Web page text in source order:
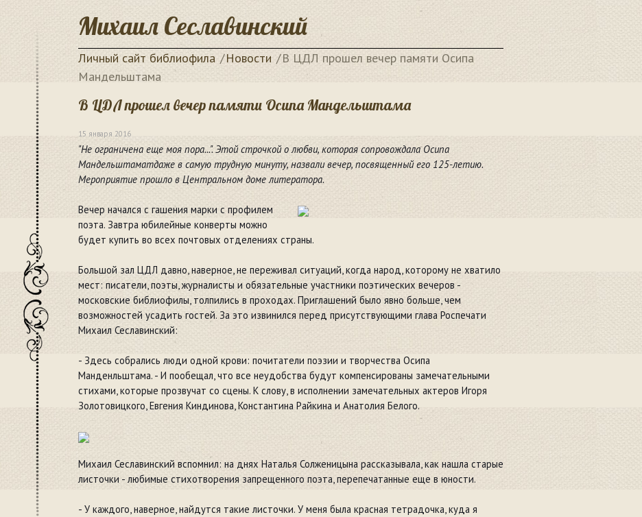
Михаил Сеславинский
Личный сайт библиофила Новости
В ЦДЛ прошел вечер памяти Осипа
Мандельштама
В ЦДЛ прошел вечер памяти Осипа Мандельштама
15 января 2016
"Не ограничена еще моя пора...". Этой строчкой о любви, которая сопровождала Осипа
Мандельштаматдаже в самую трудную минуту, назвали вечер, посвященный его 125-летию.
Мероприятие прошло в Центральном доме литератора.
Вечер начался с гашения марки с профилем
поэта. Завтра юбилейные конверты можно
будет купить во всех почтовых отделениях страны.
Большой зал ЦДЛ давно, наверное, не переживал ситуаций, когда народ, которому не хватило
мест: писатели, поэты, журналисты и обязательные участники поэтических вечеров -
московские библиофилы, толпились в проходах. Приглашений было явно больше, чем
возможностей усадить гостей. За это извинился перед присутствующими глава Роспечати
Михаил Сеславинский:
- Здесь собрались люди одной крови: почитатели поэзии и творчества Осипа
Манденльштама. - И пообещал, что все неудобства будут компенсированы замечательными
стихами, которые прозвучат со сцены. К слову, в исполнении замечательных актеров Игоря
Золотовицкого, Евгения Киндинова, Константина Райкина и Анатолия Белого.
Михаил Сеславинский вспомнил: на днях Наталья Солженицына рассказывала, как нашла старые
листочки - любимые стихотворения запрещенного поэта, перепечатанные еще в юности.
- У каждого, наверное, найдутся такие листочки. У меня была красная тетрадочка, куда я